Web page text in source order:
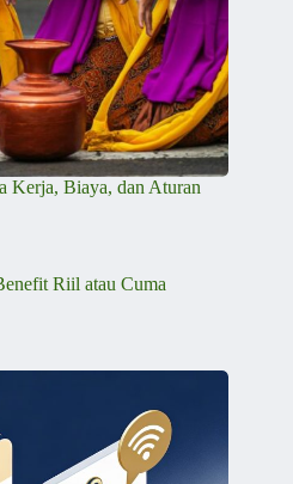
Kerja, Biaya, dan Aturan
Riil atau Cuma